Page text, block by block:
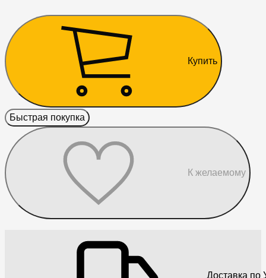
Купить
Быстрая покупка
К желаемому
Доставка по